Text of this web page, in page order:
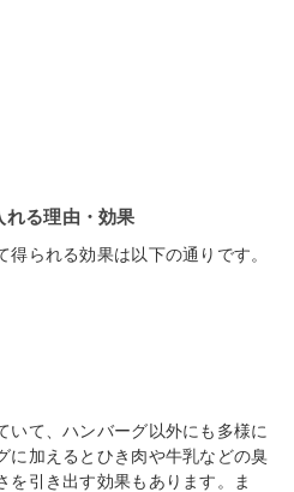
れる理由・効果
られる効果は以下の通りです。
いて、ハンバーグ以外にも多様に
に加えるとひき肉や牛乳などの臭
を引き出す効果もあります。ま